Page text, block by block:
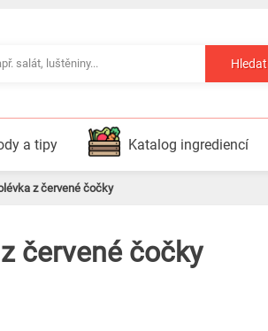
Hledat
a tipy Katalog ingrediencí
z červené čočky
červené čočky